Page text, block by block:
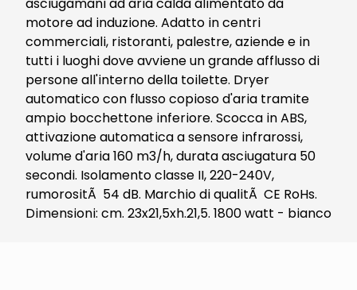
motore ad induzione. Adatto in centri
commerciali, ristoranti, palestre, aziende e in
tutti i luoghi dove avviene un grande afflusso di
persone all'interno della toilette. Dryer
automatico con flusso copioso d'aria tramite
ampio bocchettone inferiore. Scocca in ABS,
attivazione automatica a sensore infrarossi,
volume d'aria 160 m3/h, durata asciugatura 50
secondi. Isolamento classe II, 220-240V,
rumorositÃ 54 dB. Marchio di qualitÃ CE RoHs.
Dimensioni: cm. 23x21,5xh.21,5. 1800 watt - bianco